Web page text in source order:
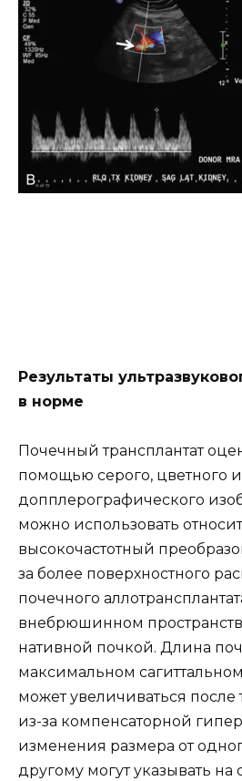
Результаты
в норме
Почечный трансплантат
помощью серого, цветного
допплерографического
можно использовать
высокочастотный
за более поверхностного
почечного
внебрюшинном
нативной почкой. Длина
максимальном
может увеличиваться после
из-за компенсаторной
изменения размера от
другому могут указывать на